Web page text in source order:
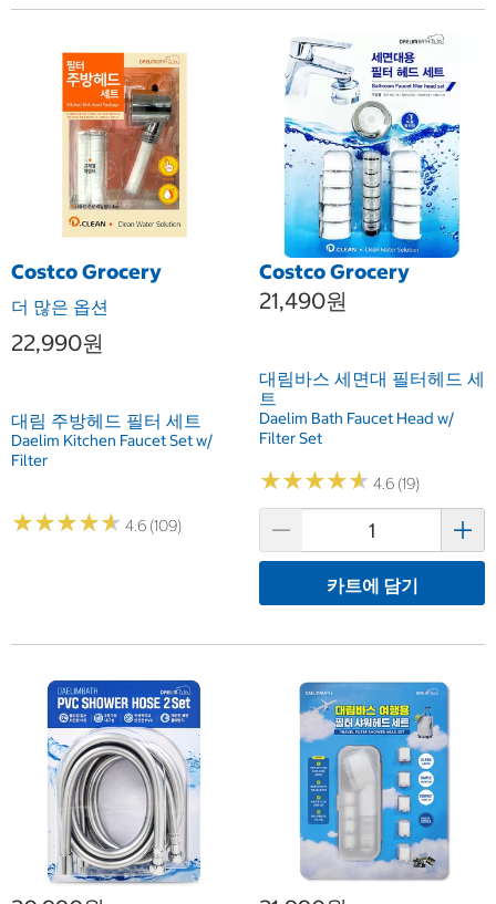
Costco Grocery
더 많은 옵션
22,990원
대림 주방헤드 필터 세트
Daelim Kitchen Faucet Set w/
Filter
★★★★★
★★★★★ 4.6 (109)
Costco Grocery
21,490원
대림바스 세면대 필터헤드 세
트
Daelim Bath Faucet Head w/
Filter Set
★★★★★
★★★★★ 4.6 (19)
카트에 담기